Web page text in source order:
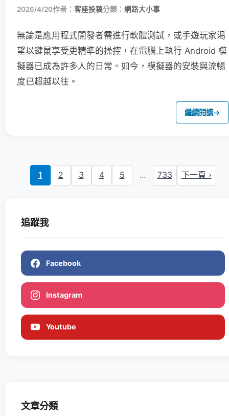
2026/4/20作者： 客座投稿分類： 網路大小事
無論是應用程式開發者需進行軟體測試，或手遊玩家渴
望以鍵鼠享受更精準的操控，在電腦上執行 Android 模
擬器已成為許多人的日常。如今，模擬器的安裝與流暢
度已超越以往。
繼續閱讀→
1 2 3 4 5 ... 733 下一頁 ›
追蹤我
Facebook
Instagram
Youtube
文章分類